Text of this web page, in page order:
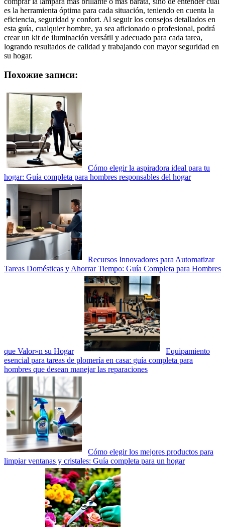
es la herramienta óptima para cada situación, teniendo en cuenta la
eficiencia, seguridad y confort. Al seguir los consejos detallados en
esta guía, cualquier hombre, ya sea aficionado o profesional, podrá
crear un kit de iluminación versátil y adecuado para cada tarea,
logrando resultados de calidad y trabajando con mayor seguridad en
su hogar.
Похожие записи:
Cómo elegir la aspiradora ideal para tu
hogar: Guía completa para hombres responsables del hogar
Recursos Innovadores para Automatizar
Tareas Domésticas y Ahorrar Tiempo: Guía Completa para Hombres
que Valor»n su Hogar
Equipamiento
esencial para tareas de plomería en casa: guía completa para
hombres que desean manejar las reparaciones
Cómo elegir los mejores productos para
limpiar ventanas y cristales: Guía completa para un hogar